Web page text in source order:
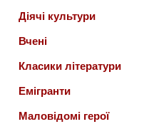
Діячі культури
Вчені
Класики літератури
Емігранти
Маловідомі герої